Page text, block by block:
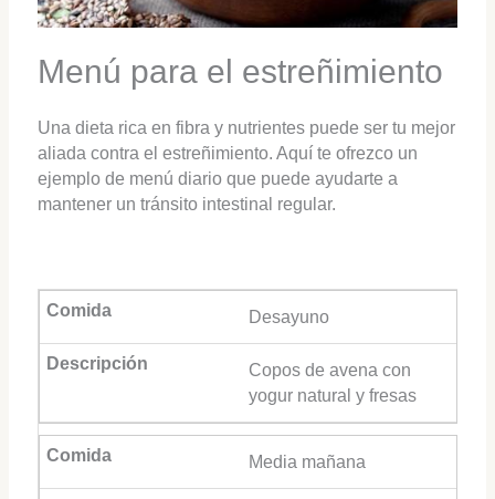
Menú para el estreñimiento
Una dieta rica en fibra y nutrientes puede ser tu mejor
aliada contra el estreñimiento. Aquí te ofrezco un
ejemplo de menú diario que puede ayudarte a
mantener un tránsito intestinal regular.
Desayuno
Copos de avena con
yogur natural y fresas
Media mañana